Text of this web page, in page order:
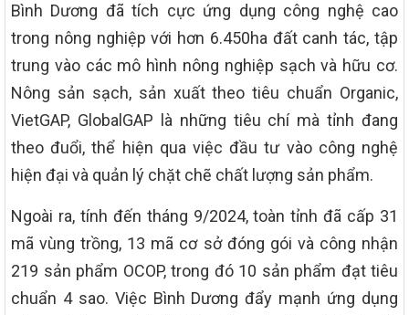
Bình Dương đã tích cực ứng dụng công nghệ cao
trong nông nghiệp với hơn 6.450ha đất canh tác, tập
trung vào các mô hình nông nghiệp sạch và hữu cơ.
Nông sản sạch, sản xuất theo tiêu chuẩn Organic,
VietGAP, GlobalGAP là những tiêu chí mà tỉnh đang
theo đuổi, thể hiện qua việc đầu tư vào công nghệ
hiện đại và quản lý chặt chẽ chất lượng sản phẩm.
Ngoài ra, tính đến tháng 9/2024, toàn tỉnh đã cấp 31
mã vùng trồng, 13 mã cơ sở đóng gói và công nhận
219 sản phẩm OCOP, trong đó 10 sản phẩm đạt tiêu
chuẩn 4 sao. Việc Bình Dương đẩy mạnh ứng dụng